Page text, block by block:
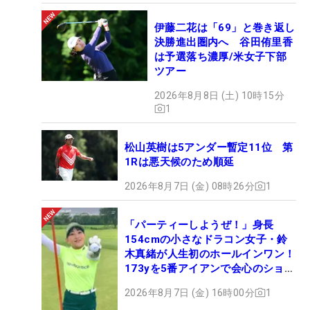
伊藤二花は「69」と巻き返し
決勝進出圏内へ 谷田侑里香
は予選落ち濃厚/米女子下部
ツアー
2026年8月8日 (土) 10時15分
1
松山英樹は5アンダー暫定11位 第
1Rは悪天候のため順延
2026年8月7日 (金) 08時26分 1
「パーティーしようぜ！」身長
154cmの小さなドラコン女子・鈴
木真緒が人生初のホールインワン！
173yを5番アイアンで会心のショッ
2026年8月7日 (金) 16時00分 1